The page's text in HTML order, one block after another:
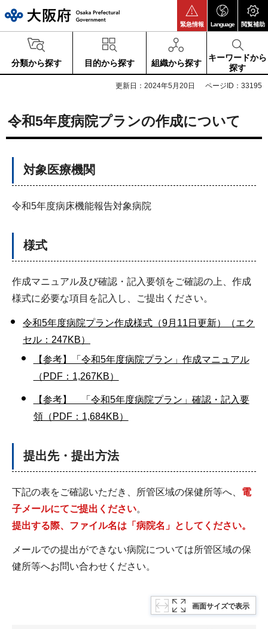
緊急情報 Language 閲覧補助
分類から探す 目的から探す 組織から探す
キーワードから
探す
更新日：2024年5月20日 ページID：33195
令和5年度病院プランの作成について
対象医療機関
令和5年度病床機能報告対象病院
様式
作成マニュアル及び確認・記入要領をご確認の上、作成
様式に必要な項目を記入し、ご提出ください。
令和5年度病院プラン作成様式（9月11日更新）（エク
セル：247KB）
【参考】「令和5年度病院プラン」作成マニュアル
（PDF：1,267KB）
【参考】 「令和5年度病院プラン」確認・記入要
領（PDF：1,684KB）
提出先・提出方法
下記の表をご確認いただき、所管区域の保健所等へ、 電
子メールにてご提出ください。
提出する際、ファイル名は「病院名」としてください。
メールでの提出ができない病院については所管区域の保
健所等へお問い合わせください。
画面サイズで表示